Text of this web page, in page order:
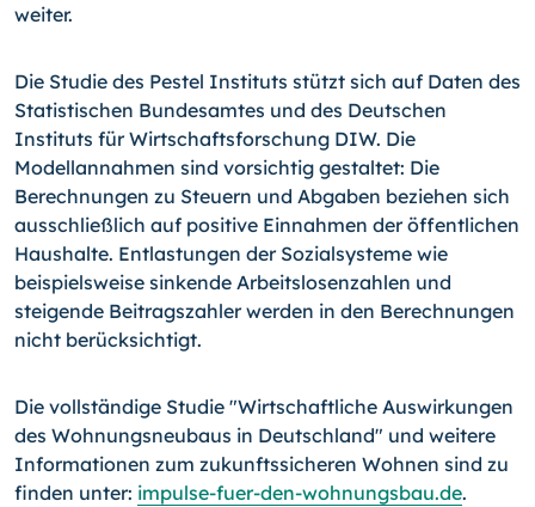
weiter.
Die Studie des Pestel Instituts stützt sich auf Daten des
Statistischen Bundesamtes und des Deutschen
Instituts für Wirtschaftsforschung DIW. Die
Modellannahmen sind vorsichtig gestaltet: Die
Berechnungen zu Steuern und Abgaben beziehen sich
ausschließlich auf positive Einnahmen der öffentlichen
Haushalte. Entlastungen der Sozialsysteme wie
beispielsweise sinkende Arbeitslosenzahlen und
steigende Beitragszahler werden in den Berechnungen
nicht berücksichtigt.
Die vollständige Studie "Wirtschaftliche Auswirkungen
des Wohnungsneubaus in Deutschland" und weitere
Informationen zum zukunftssicheren Wohnen sind zu
finden unter: impulse-fuer-den-wohnungsbau.de.